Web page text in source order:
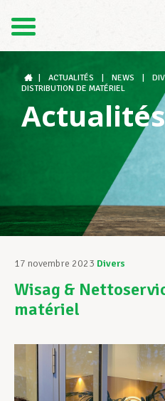
Le LCGB
Structures
Assistance au
Vos droits
Assistance en vie
ACTUALITÉS NEWS
DISTRIBUTION DE MATÉRIEL
Actualités
17 novembre 2023 Divers
Wisag &
matériel